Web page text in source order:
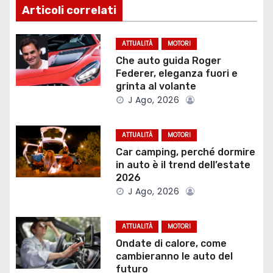
i
g
a
z
o
n
a
r
t
Articoli correlati
ATTUALITÀ MOTORI
Che auto guida Roger
Federer, eleganza fuori e
grinta al volante
J Ago, 2026
ATTUALITÀ MOTORI
Car camping, perché dormire
in auto è il trend dell’estate
2026
J Ago, 2026
ATTUALITÀ MOTORI
Ondate di calore, come
cambieranno le auto del
futuro